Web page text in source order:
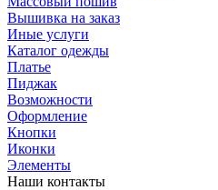
Вышивка на заказ
Иные услуги
Каталог одежды
Платье
Пиджак
Возможности
Оформление
Кнопки
Иконки
Элементы
Наши контакты